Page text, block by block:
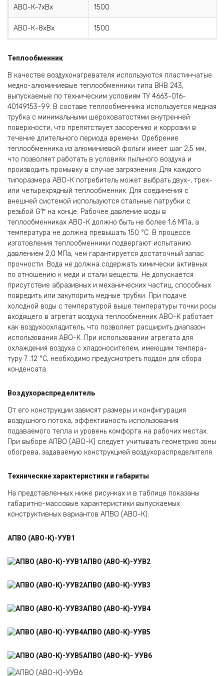
АВО-К-7хВх 1500
АВО-К-8хВх 1500
Теплообменник
В качестве воздухонагревателя используются плас­тинчатые
медно-алюминиевые теплообменники типа ВНВ 243,
выпускаемые по техническим условиям ТУ 4663-016-
40149153-99. В составе теплообменника используется медная
трубка с минимальными шеро­ховатостями внутренней
поверхности, что препятст­вует засорению и коррозии в
течение длительного пе­риода времени. Оребрение
теплообменника из алю­миниевой фольги имеет шаг 2,5 мм,
что позволяет работать в условиях пыльного воздуха и
производить промывку в случае загрязнения. Для каждого
типоразмера АВО-К потребитель мо­жет выбрать двух-, трех-
или четырехрядный тепло­обменник. Для соединения с
внешней системой используются стальные патрубки с
резьбой G1″ на конце. Рабочее давление воды в
теплообменниках АВО-К должно быть не более 1,6 МПа, а
температура не долж­на превышать 150 °С. В процессе
изготовления теплооб­менники подвергают испытанию
давлением 2,0 МПа, чем гарантируется достаточный запас
прочности. Вода не должна содержать химически актив­ных
по отношению к меди и стали веществ. Не допускается
присутствие абразивных и меха­нических частиц, способных
повредить или заку­порить медные трубки. При подаче
холодной воды с температурой выше температуры точки росы
входящего в агрегат воздуха теплообменник АВО-К работает
как воздухоохлади­тель, что позволяет расширить диапазон
использова­ния АВО-К. При использовании агрегата для
охлаж­дения воздуха с хладоносителем, имеющим темпера­
туру 7…12 °С, необходимо предусмотреть поддон для сбора
конденсата.
Воздухораспределитель
От его конструкции зависят размеры и конфигура­ция
воздушного потока, эффективность использова­ния
подаваемого тепла и уровень комфорта на рабо­чих местах.
При выборе АПВО (АВО-К) следует учитывать геометрию зоны
обогрева, задаваемую конструкцией воздухора­спределителя.
Технические характеристики и габариты
На представленных ниже рисунках и в таблице показаны
габаритно-массовые характеристики выпускаемых
конструктивных вариантов АПВО (АВО-К):
АПВО (АВО-К)-УУВ1
АПВО (АВО-К)-УУВ2
АПВО (АВО-К)-УУВ3
АПВО (АВО-К)-УУВ4
АПВО (АВО-К)-УУВ5
АПВО (АВО-К)- УУВ6